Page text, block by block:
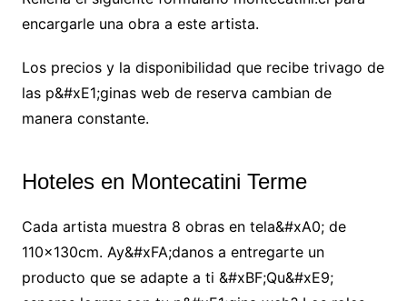
encargarle una obra a este artista.
Los precios y la disponibilidad que recibe trivago de
las p&#xE1;ginas web de reserva cambian de
manera constante.
Hoteles en Montecatini Terme
Cada artista muestra 8 obras en tela&#xA0; de
110x130cm. Ay&#xFA;danos a entregarte un
producto que se adapte a ti &#xBF;Qu&#xE9;